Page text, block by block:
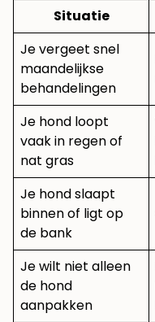
Situatie
Je vergeet snel
maandelijkse
behandelingen
Je hond loopt
vaak in regen of
nat gras
Je hond slaapt
binnen of ligt op
de bank
Je wilt niet alleen
de hond
aanpakken